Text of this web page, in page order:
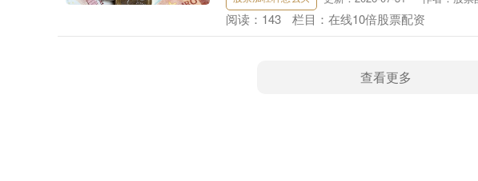
阅读： 143 栏目： 在线10倍股票配资
查看更多